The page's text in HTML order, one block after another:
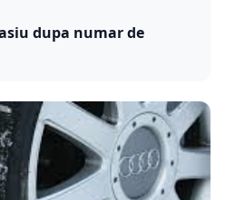
dupa numar de